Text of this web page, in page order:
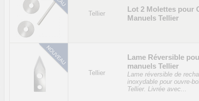
Tellier
Lot 2 Molettes pour
Manuels Tellier
Tellier
Lame Réversible
manuels Tellier
Lame réversible de
inoxydable pour ouvre-
Tellier. Livrée avec...